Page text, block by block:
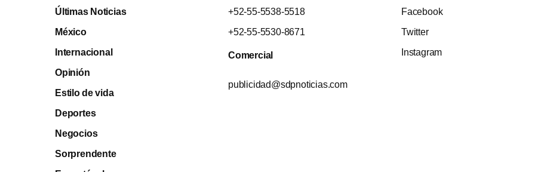
Últimas Noticias
México
Internacional
Opinión
Estilo de vida
Deportes
Negocios
Sorprendente
+52-55-5538-5518
+52-55-5530-8671
Comercial
publicidad@sdpnoticias.com
Facebook
Twitter
Instagram